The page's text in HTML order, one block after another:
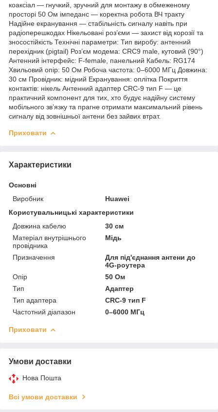
коаксіал — гнучкий, зручний для монтажу в обмеженому
просторі 50 Ом імпеданс — коректна робота ВЧ тракту
Надійне екранування — стабільність сигналу навіть при
радіоперешкодах Нікельовані роз’єми — захист від корозії та
зносостійкість Технічні параметри: Тип виробу: антенний
перехідник (pigtail) Роз’єм модема: CRC9 male, кутовий (90°)
Антенний інтерфейс: F-female, панельний Кабель: RG174
Хвильовий опір: 50 Ом Робоча частота: 0–6000 МГц Довжина:
30 см Провідник: мідний Екранування: оплітка Покриття
контактів: нікель Антенний адаптер CRC-9 тип F — це
практичний компонент для тих, хто будує надійну систему
мобільного зв’язку та прагне отримати максимальний рівень
сигналу від зовнішньої антени без зайвих втрат.
Приховати
Характеристики
Основні
Виробник
Huawei
Користувальницькі характеристики
Довжина кабелю
30 см
Матеріал внутрішнього
провідника
Мідь
Призначення
Для під'єднання антени до
4G-роутера
Опір
50 Ом
Тип
Адаптер
Тип адаптера
CRC-9 тип F
Частотний діапазон
0–6000 МГц
Приховати
Умови доставки
Нова Пошта
Всі умови доставки